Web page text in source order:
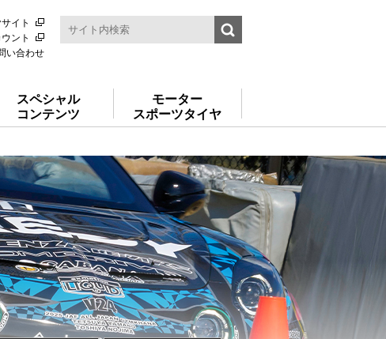
イト
ント
い合わせ
スペシャル
コンテンツ
モーター
スポーツタイヤ